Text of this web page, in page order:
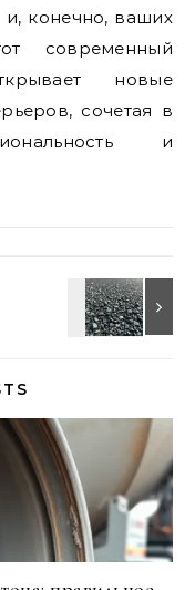
и, конечно, ваших
современный
новые
сочетая в
и